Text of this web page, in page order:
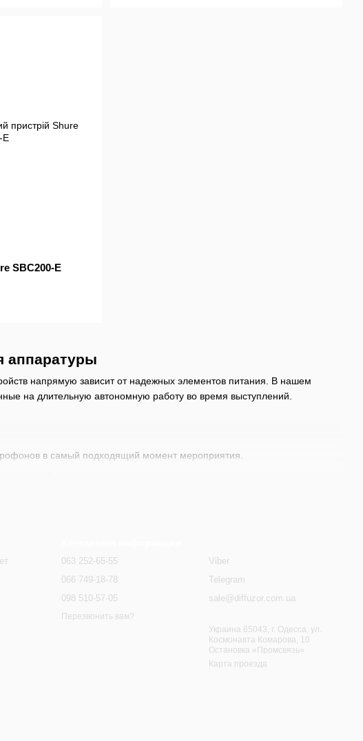
аппаратуры
напрямую зависит от надежных элементов питания. В нашем
на длительную автономную работу во время выступлений.
в самый подходящий момент мероприятия.
SBC200-E
063 252-65-55
066 749-18-78
098 510-57-05
Перезвонить вам?
Viber
Telegram
sale@diffuzor.com.ua
Украина 65043, г. Одесса, ул.
Космонавта Комарова, 10
Остановка «Промсвязь»
Карта проезда